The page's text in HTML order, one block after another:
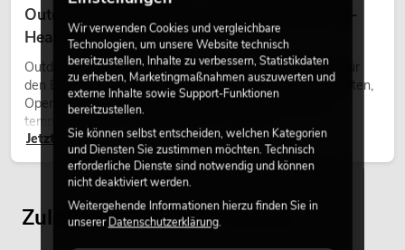
Outdoor Moving-Heads: Wetterfeste Moving-
Heads bei Events
Outdoor Moving-Heads sind bewegliche Scheinwerfer für
den Einsatz im Freien. Sie werden bei Festivals, Stadtfesten,
Open-Air-Konzerten, Architekturinszenierungen und
temporären Außeninstallationen eingesetzt.
Jetzt lesen
Zuletzt angesehene Artikel
Wir verwenden Cookies und vergleichbare
Technologien, um unsere Website technisch
bereitzustellen, Inhalte zu verbessern, Statistikdaten
zu erheben, Marketingmaßnahmen auszuwerten und
externe Inhalte sowie Support-Funktionen
bereitzustellen.
Sie können selbst entscheiden, welchen Kategorien
und Diensten Sie zustimmen möchten. Technisch
erforderliche Dienste sind notwendig und können
nicht deaktiviert werden.
Weitergehende Informationen hierzu finden Sie in
unsererDatenschutzerklärung.